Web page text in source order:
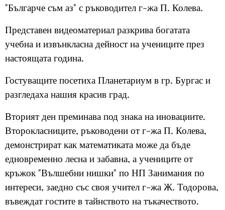
"Българче съм аз" с ръководител г-жа П. Колева.
Представен видеоматериал разкрива богатата
учебна и извънкласна дейност на учениците през
настоящата година.
Гостуващите посетиха Планетариум в гр. Бургас и
разгледаха нашия красив град.
Вторият ден преминава под знака на иновациите.
Второкласниците, ръководени от г-жа П. Колева,
демонстрират как математиката може да бъде
едновременно лесна и забавна, а учениците от
кръжок "Вълшебни нишки" по НП Занимания по
интереси, заедно със своя учител г-жа Ж. Тодорова,
въвеждат гостите в тайнството на тъкачеството.